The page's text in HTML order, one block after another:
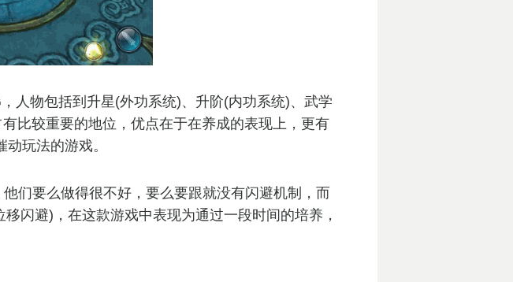
人物包括到升星(外功系统)、升阶(内功系统)、武学
比较重要的地位，优点在于在养成的表现上，更有
玩法的游戏。
们要么做得很不好，要么要跟就没有闪避机制，而
闪避)，在这款游戏中表现为通过一段时间的培养，